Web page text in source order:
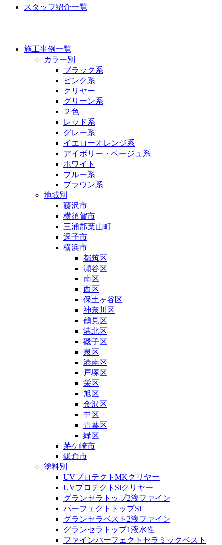
スタッフ紹介一覧
施工事例一覧
カラー別
ブラック系
ピンク系
クリヤー
グリーン系
２色
レッド系
グレー系
イエローオレンジ系
アイボリー・ベージュ系
ホワイト
ブルー系
ブラウン系
地域別
藤沢市
横須賀市
三浦郡葉山町
逗子市
横浜市
都筑区
瀬谷区
南区
西区
保土ヶ谷区
神奈川区
鶴見区
港北区
磯子区
泉区
港南区
戸塚区
栄区
旭区
金沢区
中区
青葉区
緑区
茅ケ崎市
鎌倉市
塗料別
UVプロテクトMKクリヤー
UVプロテクトSiクリヤー
グランセラトップ2液ファイン
パーフェクトトップSi
グランセラベスト2液ファイン
グランセラトップ1液水性
ファインパーフェクトセラミックベスト